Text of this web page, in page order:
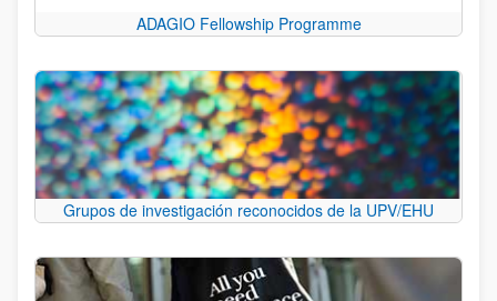
ADAGIO Fellowship Programme
Grupos de investigación reconocidos de la UPV/EHU